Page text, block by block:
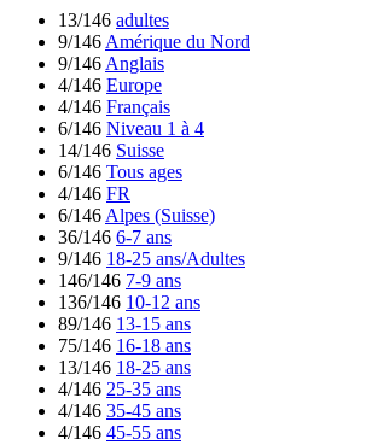
13/146 adultes
9/146 Amérique du Nord
9/146 Anglais
4/146 Europe
4/146 Français
6/146 Niveau 1 à 4
14/146 Suisse
6/146 Tous ages
4/146 FR
6/146 Alpes (Suisse)
36/146 6-7 ans
9/146 18-25 ans/Adultes
146/146 7-9 ans
136/146 10-12 ans
89/146 13-15 ans
75/146 16-18 ans
13/146 18-25 ans
4/146 25-35 ans
4/146 35-45 ans
4/146 45-55 ans